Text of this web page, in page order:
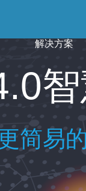
解决方案
简易